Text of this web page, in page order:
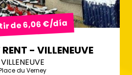
de 6,06 €/día
- VILLENEUVE
VILLENEUVE
du Verney